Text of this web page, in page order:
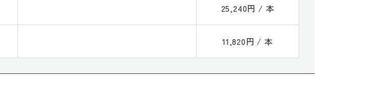
25,240円 / 本
11,820円 / 本